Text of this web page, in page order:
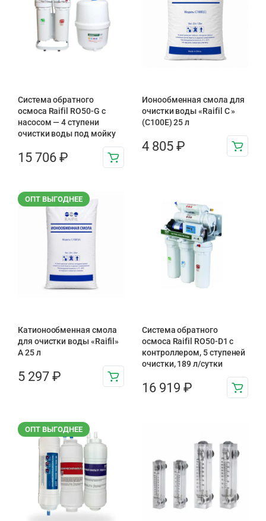
Система обратного
осмоса Raifil RO50-G с
насосом — 4 ступени
очистки воды под мойку
15 706 ₽
Ионообменная смола для
очистки воды «Raifil C »
(C100E) 25 л
4 805 ₽
ОПТ ВЫГОДНЕЕ
Катионообменная смола
для очистки воды «Raifil»
A 25 л
5 297 ₽
Система обратного
осмоса Raifil RO50-D1 с
контроллером, 5 ступеней
очистки, 189 л/сутки
16 919 ₽
ОПТ ВЫГОДНЕЕ